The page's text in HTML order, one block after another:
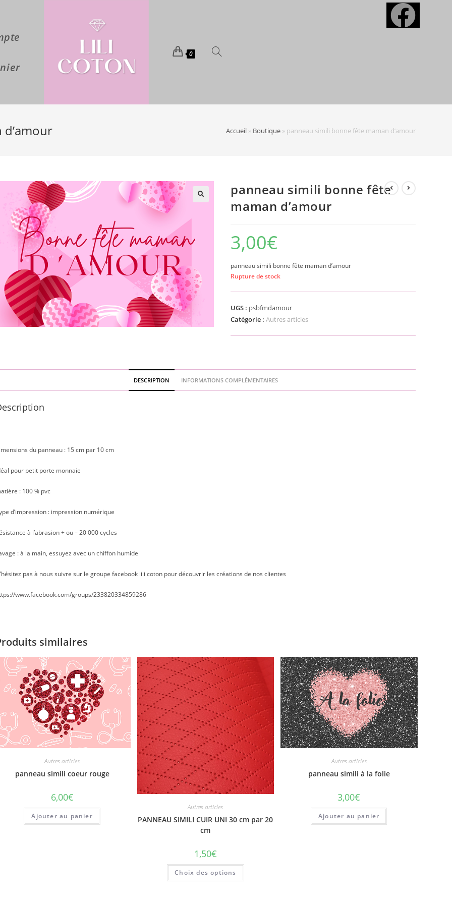
0
Accueil » Boutique » panneau simili bonne fête maman d’amour
panneau simili bonne fête
maman d’amour
3,00€
panneau simili bonne fête maman d’amour
Rupture de stock
UGS : psbfmdamour
Catégorie :Autres articles
DESCRIPTION INFORMATIONS COMPLÉMENTAIRES
du panneau : 15 cm par 10 cm
pour petit porte monnaie
: 100 % pvc
d’impression : impression numérique
à l’abrasion + ou – 20 000 cycles
: à la main, essuyez avec un chiffon humide
pas à nous suivre sur le groupe facebook lili coton pour découvrir les créations de nos clientes
www.facebook.com/groups/233820334859286
similaires
Autres articles
panneau simili coeur rouge
6,00€
Ajouter au panier
Autres articles
PANNEAU SIMILI CUIR UNI 30 cm par 20
cm
1,50€
Choix des options
Autres articles
panneau simili à la folie
3,00€
Ajouter au panier